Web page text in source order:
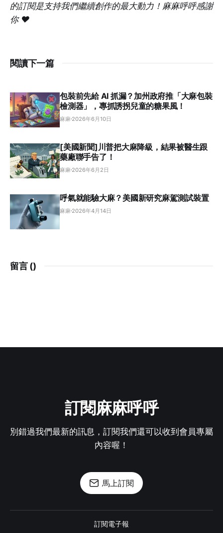
的訂閱是支持我們繼續創作的最大動力！麻麻呼呼感謝
你 ❤️
閱讀下一篇
包裝前先給 AI 抓漏？加州政府推「大麻包裝
檢測器」，專抓誘拐兒童的糖果風！
麻麻 2026年6月10日
[美國新聞]川普把大麻降級，結果被醫生跟
藥廠聯手告了！
麻麻 2026年6月2日
呼氣就能驗大麻？美國新研究麻駕測試裝置
麻麻 2026年4月14日
留言 ()
訂閱麻麻呼呼
別錯過我們最新的訊息，訂閱我們還可以收到會員專屬
內容喔！
馬上訂閱
訂閱電子報